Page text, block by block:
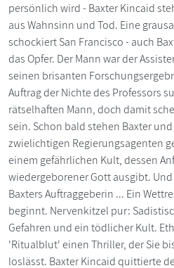
persönlich wird - Baxter Kincaid
aus Wahnsinn und Tod. Eine
schockiert San Francisco - auch
das Opfer. Der Mann war der
seinen brisanten
Auftrag der Nichte des Professors
rätselhaften Mann, doch damit
sein. Schon bald stehen Baxter
zwielichtigen Regierungsagenten
einem gefährlichen Kult, dessen
wiedergeborener Gott ausgibt.
Baxters Auftraggeberin ... Ein
beginnt. Nervenkitzel pur:
Gefahren und ein tödlicher Kult.
'Ritualblut' einen Thriller, der Sie
loslässt. Baxter Kincaid quittierte